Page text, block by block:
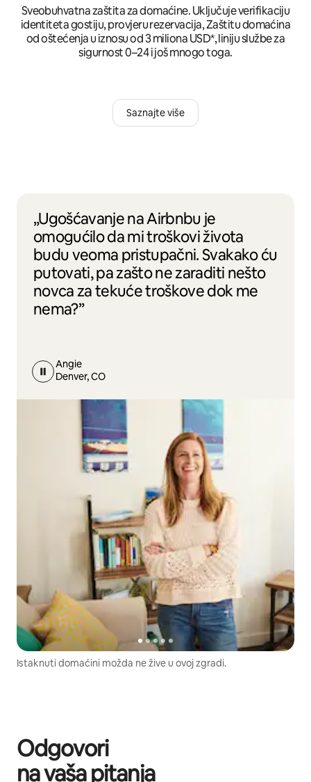
Sveobuhvatna zaštita za domaćine. Uključuje verifikaciju
identiteta gostiju, provjeru rezervacija, Zaštitu domaćina
od oštećenja u iznosu od 3 miliona USD*, liniju službe za
sigurnost 0–24 i još mnogo toga.
Saznajte više
„Ugošćavanje na Airbnbu je
omogućilo da mi troškovi života
budu veoma pristupačni. Svakako ću
putovati, pa zašto ne zaraditi nešto
novca za tekuće troškove dok me
nema?”
Angie
Denver, CO
Istaknuti domaćini možda ne žive u ovoj zgradi.
Odgovori
na vaša pitanja